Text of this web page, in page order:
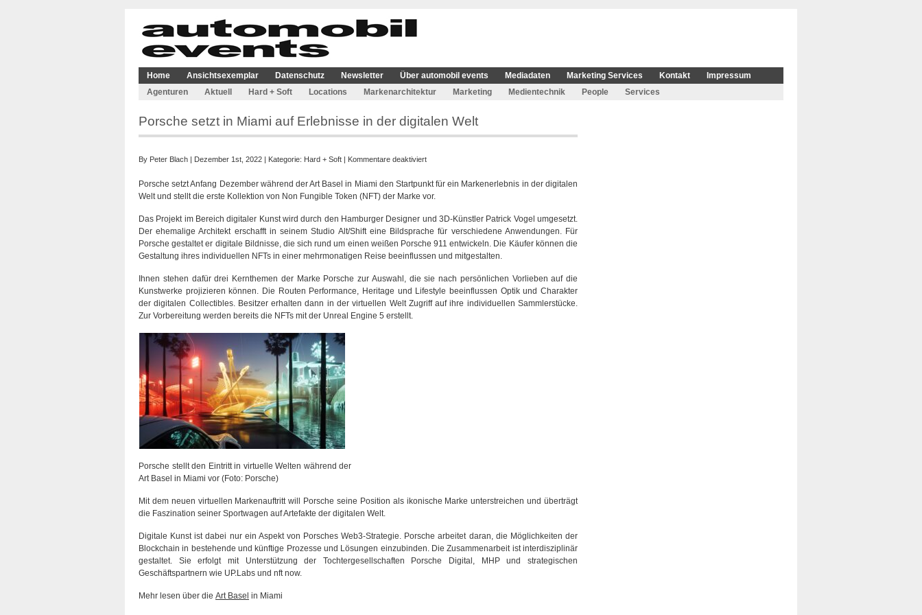
Home Ansichtsexemplar Datenschutz Newsletter Über automobil events Mediadaten Marketing Services Kontakt
Impressum
Agenturen
Aktuell Hard + Soft Locations Markenarchitektur Marketing Medientechnik People Services
Porsche setzt in Miami auf Erlebnisse in der digitalen Welt
By Peter Blach | Dezember 1st, 2022 | Kategorie: Hard + Soft | Kommentare deaktiviertfür
setzt
in
auf
Erlebnisse
in
der
Welt
Porsche setzt Anfang Dezember während der Art Basel in Miami den Startpunkt für ein Markenerlebnis in der digitalen
Welt und stellt die erste Kollektion von Non Fungible Token (NFT) der Marke vor.
Das Projekt im Bereich digitaler Kunst wird durch den Hamburger Designer und 3D-Künstler Patrick Vogel umgesetzt.
Der ehemalige Architekt erschafft in seinem Studio Alt/Shift eine Bildsprache für verschiedene Anwendungen. Für
Porsche gestaltet er digitale Bildnisse, die sich rund um einen weißen Porsche 911 entwickeln. Die Käufer können die
Gestaltung ihres individuellen NFTs in einer mehrmonatigen Reise beeinflussen und mitgestalten.
Ihnen stehen dafür drei Kernthemen der Marke Porsche zur Auswahl, die sie nach persönlichen Vorlieben auf die
Kunstwerke projizieren können. Die Routen Performance, Heritage und Lifestyle beeinflussen Optik und Charakter
der digitalen Collectibles. Besitzer erhalten dann in der virtuellen Welt Zugriff auf ihre individuellen Sammlerstücke.
Zur Vorbereitung werden bereits die NFTs mit der Unreal Engine 5 erstellt.
Porsche stellt den Eintritt in virtuelle Welten während der
Art Basel in Miami vor (Foto: Porsche)
Mit dem neuen virtuellen Markenauftritt will Porsche seine Position als ikonische Marke unterstreichen und überträgt
die Faszination seiner Sportwagen auf Artefakte der digitalen Welt.
Digitale Kunst ist dabei nur ein Aspekt von Porsches Web3-Strategie. Porsche arbeitet daran, die Möglichkeiten der
Blockchain in bestehende und künftige Prozesse und Lösungen einzubinden. Die Zusammenarbeit ist interdisziplinär
gestaltet. Sie erfolgt mit Unterstützung der Tochtergesellschaften Porsche Digital, MHP und strategischen
Geschäftspartnern wie UP.Labs und nft now.
Mehr lesen über die Art Basel in Miami